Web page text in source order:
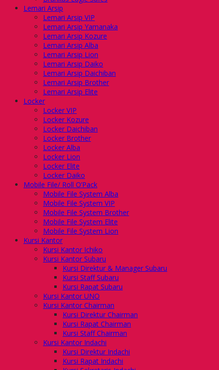
Lemari Arsip
Lemari Arsip VIP
Lemari Arsip Yamanaka
Lemari Arsip Kozure
Lemari Arsip Alba
Lemari Arsip Lion
Lemari Arsip Daiko
Lemari Arsip Daichiban
Lemari Arsip Brother
Lemari Arsip Elite
Locker
Locker VIP
Locker Kozure
Locker Daichiban
Locker Brother
Locker Alba
Locker Lion
Locker Elite
Locker Daiko
Mobile File/ Roll O’Pack
Mobile File System Alba
Mobile File System VIP
Mobile File System Brother
Mobile File System Elite
Mobile File System Lion
Kursi Kantor
Kursi Kantor Ichiko
Kursi Kantor Subaru
Kursi Direktur & Manager Subaru
Kursi Staff Subaru
Kursi Rapat Subaru
Kursi Kantor UNO
Kursi Kantor Chairman
Kursi Direktur Chairman
Kursi Rapat Chairman
Kursi Staff Chairman
Kursi Kantor Indachi
Kursi Direktur Indachi
Kursi Rapat Indachi